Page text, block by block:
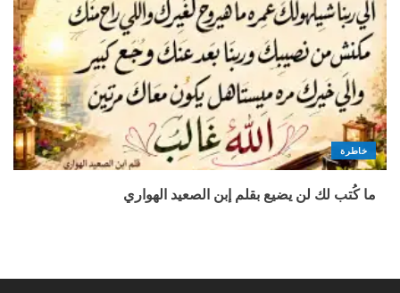
خاطرة
ما كُتب لك لن يضيع بقلم إبن الصعيد الهواري